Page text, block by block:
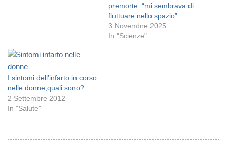
premorte: “mi sembrava di
fluttuare nello spazio”
3 Novembre 2025
In "Scienze"
I sintomi dell’infarto in corso
nelle donne,quali sono?
2 Settembre 2012
In "Salute"